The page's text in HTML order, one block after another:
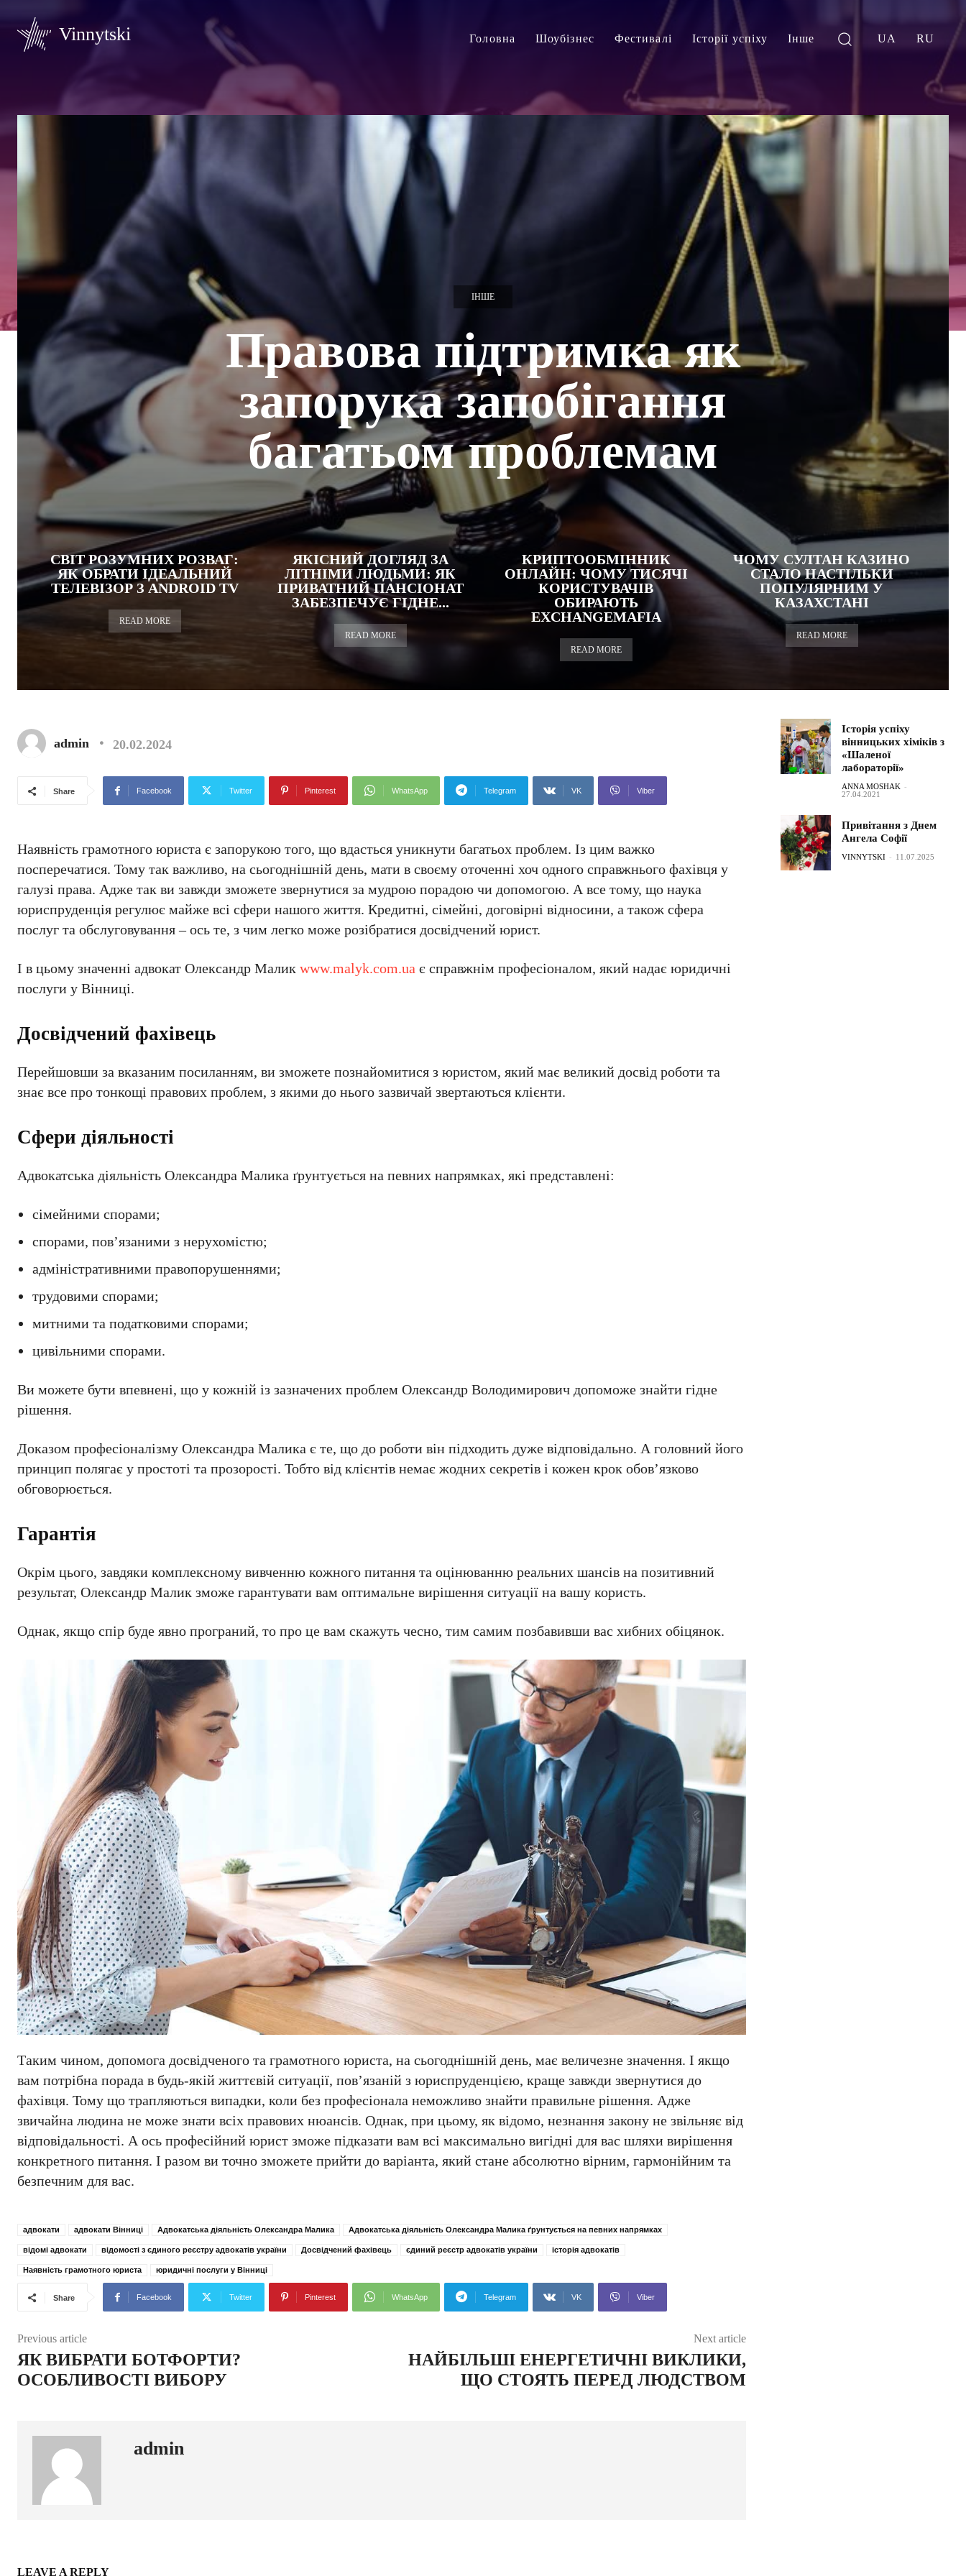
Vinnytski Головна Шоубізнес Фестивалі Історії успіху Інше UA RU
ІНШЕ
Правова підтримка як
запорука запобігання
багатьом проблемам
СВІТ РОЗУМНИХ РОЗВАГ:
ЯК ОБРАТИ ІДЕАЛЬНИЙ
ТЕЛЕВІЗОР З ANDROID TV
READ MORE
ЯКІСНИЙ ДОГЛЯД ЗА
ЛІТНІМИ ЛЮДЬМИ: ЯК
ПРИВАТНИЙ ПАНСІОНАТ
ЗАБЕЗПЕЧУЄ ГІДНЕ...
READ MORE
КРИПТООБМІННИК
ОНЛАЙН: ЧОМУ ТИСЯЧІ
КОРИСТУВАЧІВ
ОБИРАЮТЬ
EXCHANGEMAFIA
READ MORE
ЧОМУ СУЛТАН КАЗИНО
СТАЛО НАСТІЛЬКИ
ПОПУЛЯРНИМ У
КАЗАХСТАНІ
READ MORE
admin 20.02.2024
Share Facebook Twitter Pinterest WhatsApp Telegram VK Viber
Наявність грамотного юриста є запорукою того, що вдасться уникнути багатьох проблем. Із цим важко
посперечатися. Тому так важливо, на сьогоднішній день, мати в своєму оточенні хоч одного справжнього фахівця у
галузі права. Адже так ви завжди зможете звернутися за мудрою порадою чи допомогою. А все тому, що наука
юриспруденція регулює майже всі сфери нашого життя. Кредитні, сімейні, договірні відносини, а також сфера
послуг та обслуговування – ось те, з чим легко може розібратися досвідчений юрист.
І в цьому значенні адвокат Олександр Малик www.malyk.com.ua є справжнім професіоналом, який надає юридичні
послуги у Вінниці.
Досвідчений фахівець
Перейшовши за вказаним посиланням, ви зможете познайомитися з юристом, який має великий досвід роботи та
знає все про тонкощі правових проблем, з якими до нього зазвичай звертаються клієнти.
Сфери діяльності
Адвокатська діяльність Олександра Малика ґрунтується на певних напрямках, які представлені:
сімейними спорами;
спорами, пов’язаними з нерухомістю;
адміністративними правопорушеннями;
трудовими спорами;
митними та податковими спорами;
цивільними спорами.
Ви можете бути впевнені, що у кожній із зазначених проблем Олександр Володимирович допоможе знайти гідне
рішення.
Доказом професіоналізму Олександра Малика є те, що до роботи він підходить дуже відповідально. А головний його
принцип полягає у простоті та прозорості. Тобто від клієнтів немає жодних секретів і кожен крок обов’язково
обговорюється.
Гарантія
Окрім цього, завдяки комплексному вивченню кожного питання та оцінюванню реальних шансів на позитивний
результат, Олександр Малик зможе гарантувати вам оптимальне вирішення ситуації на вашу користь.
Однак, якщо спір буде явно програний, то про це вам скажуть чесно, тим самим позбавивши вас хибних обіцянок.
Таким чином, допомога досвідченого та грамотного юриста, на сьогоднішній день, має величезне значення. І якщо
вам потрібна порада в будь-якій життєвій ситуації, пов’язаній з юриспруденцією, краще завжди звернутися до
фахівця. Тому що трапляються випадки, коли без професіонала неможливо знайти правильне рішення. Адже
звичайна людина не може знати всіх правових нюансів. Однак, при цьому, як відомо, незнання закону не звільняє від
відповідальності. А ось професійний юрист зможе підказати вам всі максимально вигідні для вас шляхи вирішення
конкретного питання. І разом ви точно зможете прийти до варіанта, який стане абсолютно вірним, гармонійним та
безпечним для вас.
адвокати адвокати Вінниці Адвокатська діяльність Олександра Малика Адвокатська діяльність Олександра Малика ґрунтується на певних напрямках
відомі адвокати відомості з єдиного реєстру адвокатів україни Досвідчений фахівець єдиний реєстр адвокатів україни історія адвокатів
Наявність грамотного юриста юридичні послуги у Вінниці
Share Facebook Twitter Pinterest WhatsApp Telegram VK Viber
Previous article
ЯК ВИБРАТИ БОТФОРТИ?
ОСОБЛИВОСТІ ВИБОРУ
Next article
НАЙБІЛЬШІ ЕНЕРГЕТИЧНІ ВИКЛИКИ,
ЩО СТОЯТЬ ПЕРЕД ЛЮДСТВОМ
admin
LEAVE A REPLY
Історія успіху
вінницьких хіміків з
«Шаленої
лабораторії»
ANNA MOSHAK -
27.04.2021
Привітання з Днем
Ангела Софії
VINNYTSKI - 11.07.2025